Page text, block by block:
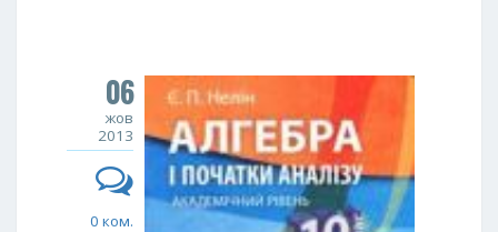
06
жов
2013
0 ком.